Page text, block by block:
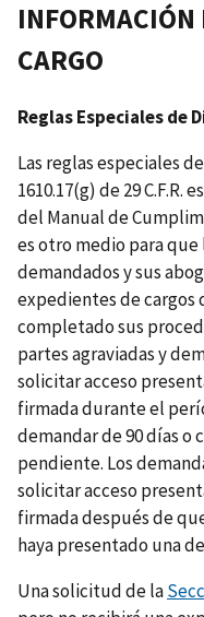
INFORMACIÓN
CARGO
Reglas Especiales de
Las reglas especiales
1610.17(g) de 29 C.F.R.
del Manual de
es otro medio para que
demandados y sus
expedientes de cargos
completado sus
partes agraviadas y
solicitar acceso
firmada durante el
demandar de 90 días o
pendiente. Los
solicitar acceso
firmada después de
haya presentado una
Una solicitud de la